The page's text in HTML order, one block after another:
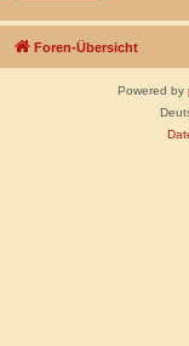
Foren-Übersicht
Powered by